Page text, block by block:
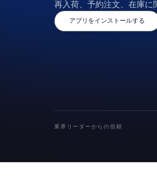
再入荷、予約注文、在庫に
アプリをインストールする
業界リーダーからの信頼